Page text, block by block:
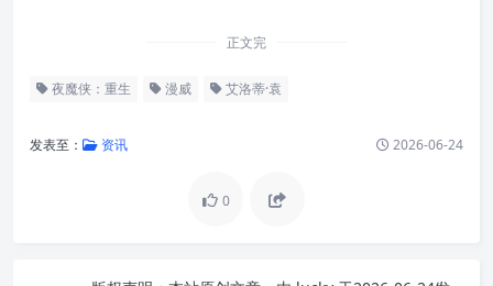
正文完
夜魔侠：重生 漫威 艾洛蒂·袁
发表至： 资讯 2026-06-24
0